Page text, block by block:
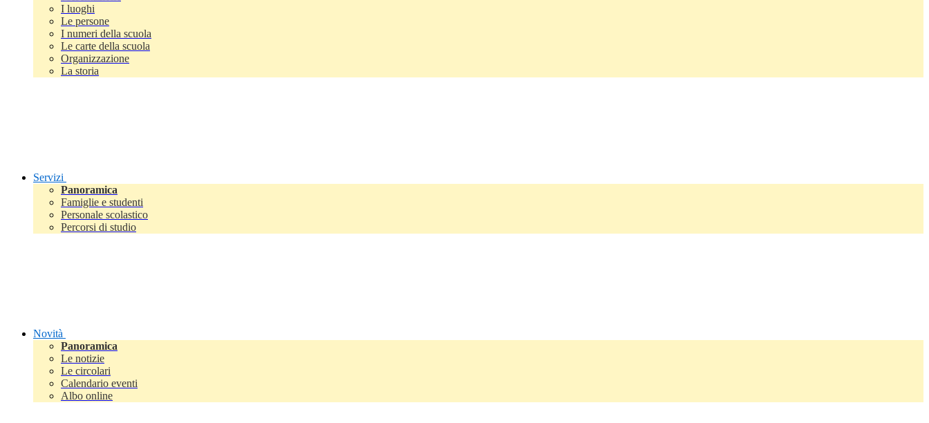
I luoghi
Le persone
I numeri della scuola
Le carte della scuola
Organizzazione
La storia
Servizi
Panoramica
Famiglie e studenti
Personale scolastico
Percorsi di studio
Novità
Panoramica
Le notizie
Le circolari
Calendario eventi
Albo online